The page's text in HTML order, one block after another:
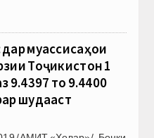
муассиcаҳои
Тоҷикистон 1
9.4397 то 9.4400
шудааст